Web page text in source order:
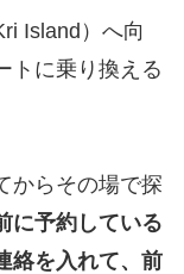
Island）へ向
トに乗り換える
からその場で探
に予約している
絡を入れて、前